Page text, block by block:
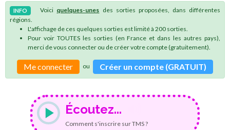
INFO Voici quelques-unes des sorties proposées, dans différentes
régions.
L'affichage de ces quelques sorties est limité à 200 sorties.
Pour voir TOUTES les sorties (en France et dans les autres pays),
merci de vous connecter ou de créer votre compte (gratuitement).
Me connecter ou Créer un compte (GRATUIT)
Écoutez...
Comment s'inscrire sur TMS ?